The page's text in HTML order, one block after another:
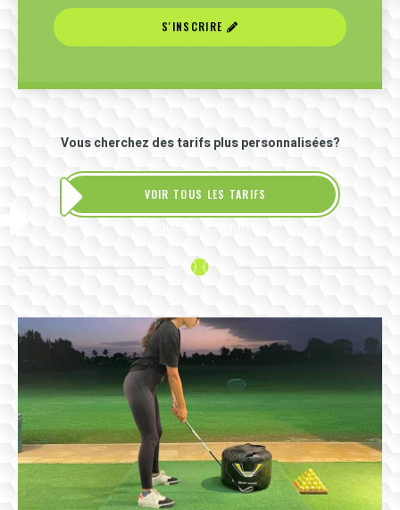
S'INSCRIRE
Vous cherchez des tarifs plus personnalisées?
VOIR TOUS LES TARIFS